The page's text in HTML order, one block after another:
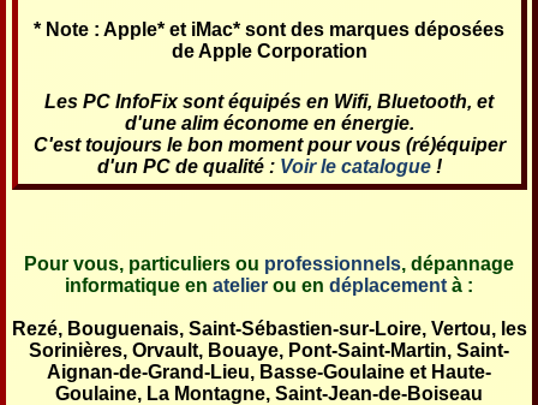
* Note : Apple* et iMac* sont des marques déposées
de Apple Corporation
Les PC InfoFix sont équipés en Wifi, Bluetooth, et
d'une alim économe en énergie.
C'est toujours le bon moment pour vous (ré)équiper
d'un PC de qualité : Voir le catalogue!
Pour vous, particuliers ou professionnels, dépannage
informatique en atelier ou en déplacement à :
Rezé, Bouguenais, Saint-Sébastien-sur-Loire, Vertou, les
Sorinières, Orvault, Bouaye, Pont-Saint-Martin, Saint-
Aignan-de-Grand-Lieu, Basse-Goulaine et Haute-
Goulaine, La Montagne, Saint-Jean-de-Boiseau